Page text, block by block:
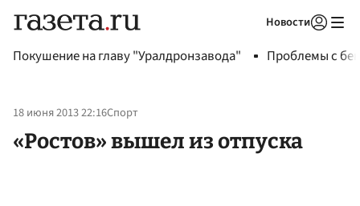
Новости
Покушение на главу "Уралдронзавода" Проблемы с
18 июня 2013 22:16Спорт
«Ростов» вышел из отпуска